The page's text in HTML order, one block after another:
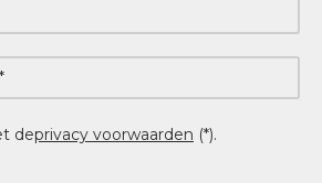
deprivacy voorwaarden (*).